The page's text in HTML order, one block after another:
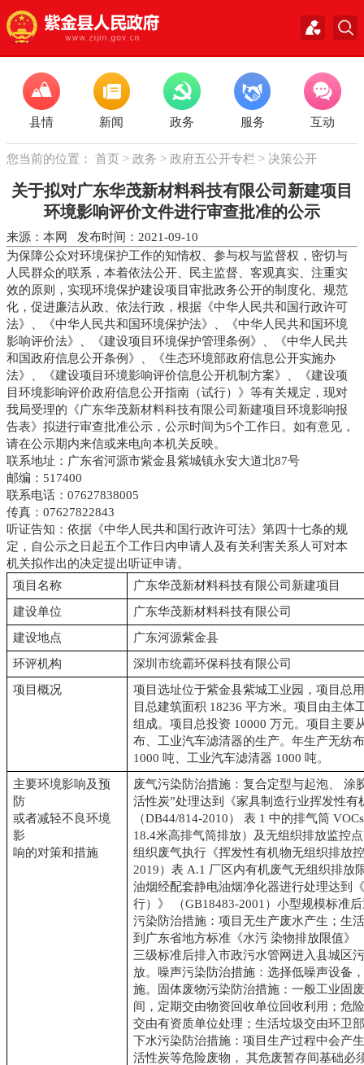
县情 新闻 政务 服务 互动
您当前的位置： 首页 > 政务 > 政府五公开专栏 > 决策公开
关于拟对广东华茂新材料科技有限公司新建项目
环境影响评价文件进行审查批准的公示
来源：本网 发布时间：2021-09-10
为保障公众对环境保护工作的知情权、参与权与监督权，密切与
人民群众的联系，本着依法公开、民主监督、客观真实、注重实
效的原则，实现环境保护建设项目审批政务公开的制度化、规范
化，促进廉洁从政、依法行政，根据《中华人民共和国行政许可
法》、《中华人民共和国环境保护法》、
《中华人民共和国环境
影响评价法》、
《建设项目环境保护管理条例》
《中华人民共
和国政府信息公开条例》、《生态环境部政府信息公开实施办
法》、《建设项目环境影响评价信息公开机制方案》、《建设项
目环境影响评价政府信息公开指南（试行）》等有关规定，现对
我局受理的《广东华茂新材料科技有限公司新建项目环境影响报
告表》 拟进行审查批准公示，公示时间为5个工作日 。如有意见，
请在公示期内来信或来电向本机关反映。
联系地址：广东省河源市紫金县紫城镇永安大道北87号
邮编：517400
联系电话：07627838005
传真：07627822843
听证告知：依据《中华人民共和国行政许可法》第四十七条的规
定，自公示之日起五个工作日内申请人及有关利害关系人可对本
机关拟作出的决定提出听证申请。
项目名称
广东华茂新材料科技有限公司新建项目
建设单位
广东华茂新材料科技有限公司
建设地点
广东河源紫金县
环评机构
深圳市统霸环保科技有限公司
项目概况
项目选址位于紫金县紫城工业园，项目总
目总建筑面积 18236 平方米。项目由主体
组成。项目总投资 10000 万元。项目主要
布、工业汽车滤清器的生产。年生产无纺
1000 吨、工业汽车滤清器 1000 吨。
主要环境影响及预
防
或者减轻不良环境
影
响的对策和措施
废气污染防治措施：复合定型与起泡、 涂
活性炭”处理达到《家具制造行业挥发性有
（DB44/814-2010） 表 1 中的排气筒
18.4米高排气筒排放）及无组织排放监控
组织废气执行《挥发性有机物无组织排放
2019）表 A.1 厂区内有机废气无组织排放
油烟经配套静电油烟净化器进行处理达到
行）》 （GB18483-2001）小型规模标准
污染防治措施：项目无生产废水产生；生
到广东省地方标准《水污 染物排放限值》
三级标准后排入市政污水管网进入县城区
放。噪声污染防治措施：选择低噪声设备
施。固体废物污染防治措施：一般工业固
间，定期交由物资回收单位回收利用；危
交由有资质单位处理；生活垃圾交由环卫
下水污染防治措施：项目生产过程中会产
活性炭等危险废物， 其危废暂存间基础必